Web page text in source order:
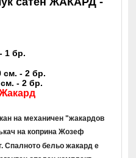
1 бр.
см. - 2 бр.
- 2 бр.
на механичен "жакардов
на коприна Жозеф
Спалното бельо жакард е